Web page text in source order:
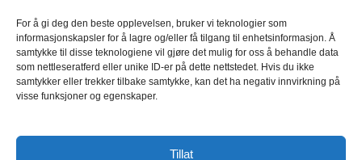
For å gi deg den beste opplevelsen, bruker vi teknologier som
informasjonskapsler for å lagre og/eller få tilgang til enhetsinformasjon. Å
samtykke til disse teknologiene vil gjøre det mulig for oss å behandle data
som nettleseratferd eller unike ID-er på dette nettstedet. Hvis du ikke
samtykker eller trekker tilbake samtykke, kan det ha negativ innvirkning på
visse funksjoner og egenskaper.
Tillat
Samarbeidspartnere
Blaaregn – digitale tjenester